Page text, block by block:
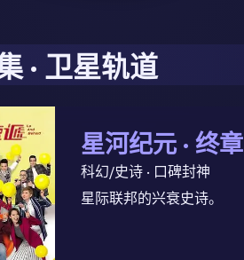
· 卫星轨道
星河纪元 · 终章
科幻/史诗 · 口碑封神
星际联邦的兴衰史诗。